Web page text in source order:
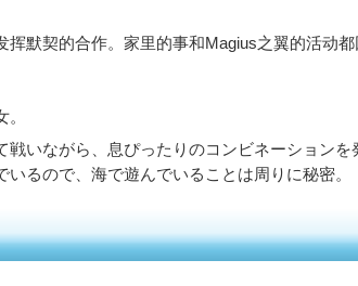
挥默契的合作。家里的事和Magius之翼的活动
戦いながら、息ぴったりのコンビネーション
るので、海で遊んでいることは周りに秘密。